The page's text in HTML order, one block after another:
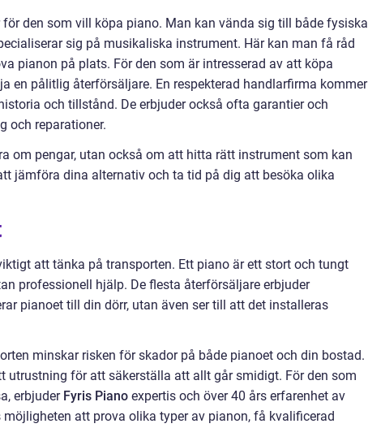
den som vill köpa piano. Man kan vända sig till både fysiska
sig på musikaliska instrument. Här kan man få råd
pianon på plats. För den som är intresserad av att köpa
en pålitlig återförsäljare. En respekterad handlarfirma kommer
och tillstånd. De erbjuder också ofta garantier och
och reparationer.
om pengar, utan också om att hitta rätt instrument som kan
jämföra dina alternativ och ta tid på dig att besöka olika
att tänka på transporten. Ett piano är ett stort och tungt
professionell hjälp. De flesta återförsäljare erbjuder
pianoet till din dörr, utan även ser till att det installeras
minskar risken för skador på både pianoet och din bostad.
utrustning för att säkerställa att allt går smidigt. För den som
erbjuder Fyris Piano expertis och över 40 års erfarenhet av
att prova olika typer av pianon, få kvalificerad